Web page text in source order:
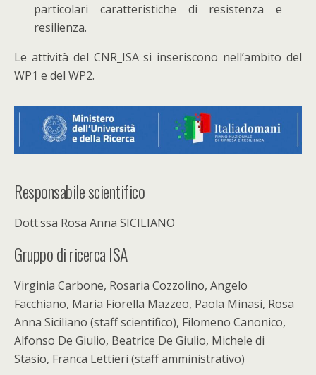
particolari caratteristiche di resistenza e
resilienza.
Le attività del CNR_ISA si inseriscono nell’ambito del
WP1 e del WP2.
Responsabile scientifico
Dott.ssa Rosa Anna SICILIANO
Gruppo di ricerca ISA
Virginia Carbone, Rosaria Cozzolino, Angelo
Facchiano, Maria Fiorella Mazzeo, Paola Minasi, Rosa
Anna Siciliano (staff scientifico), Filomeno Canonico,
Alfonso De Giulio, Beatrice De Giulio, Michele di
Stasio, Franca Lettieri (staff amministrativo)